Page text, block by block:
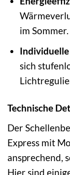
im Sommer.
Individuelle
sich
Technische
Der
Express mit
ansprechend,
Hier sind